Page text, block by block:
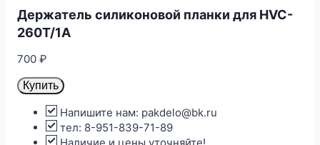
Держатель силиконовой планки для HVC-
260T/1A
700₽
Купить
Напишите нам: pakdelo@bk.ru
тел: 8-951-839-71-89